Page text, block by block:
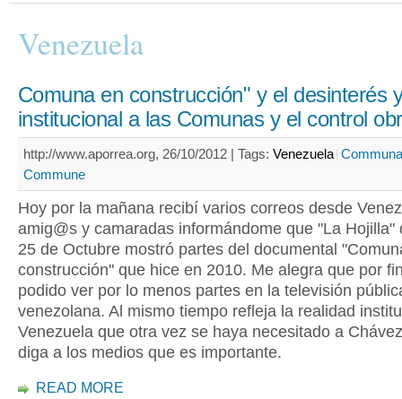
Venezuela
Comuna en construcción" y el desinterés
institucional a las Comunas y el control
http://www.aporrea.org, 26/10/2012 | Tags: Venezuela
Commune
Hoy por la mañana recibí varios correos desde
amig@s y camaradas informándome que "La Hojilla"
25 de Octubre mostró partes del documental
construcción" que hice en 2010. Me alegra que por
podido ver por lo menos partes en la televisión
venezolana. Al mismo tiempo refleja la realidad
Venezuela que otra vez se haya necesitado a
diga a los medios que es importante.
READ MORE